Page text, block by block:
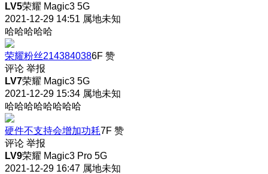
LV5荣耀 Magic3 5G
2021-12-29 14:51 属地未知
哈哈哈哈哈
荣耀粉丝2143840386F 赞
评论 举报
LV7荣耀 Magic3 5G
2021-12-29 15:34 属地未知
哈哈哈哈哈哈哈哈
硬件不支持会增加功耗7F 赞
评论 举报
LV9荣耀 Magic3 Pro 5G
2021-12-29 16:47 属地未知